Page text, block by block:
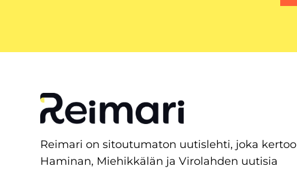
Reimari on sitoutumaton uutislehti, joka kertoo
Haminan, Miehikkälän ja Virolahden uutisia